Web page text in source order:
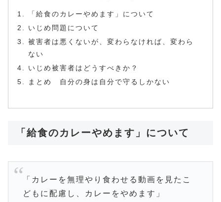
「給食のカレーやめます」について
いじめ問題について
被害者は悪くないが、変わらなければ、変わら
ない
いじめ被害者はどうすべきか？
まとめ 自分の身は自分で守るしかない
「給食のカレーやめます」について
「カレーを無理やり食わせる動画を見たこ
どもに配慮し、カレーをやめます」